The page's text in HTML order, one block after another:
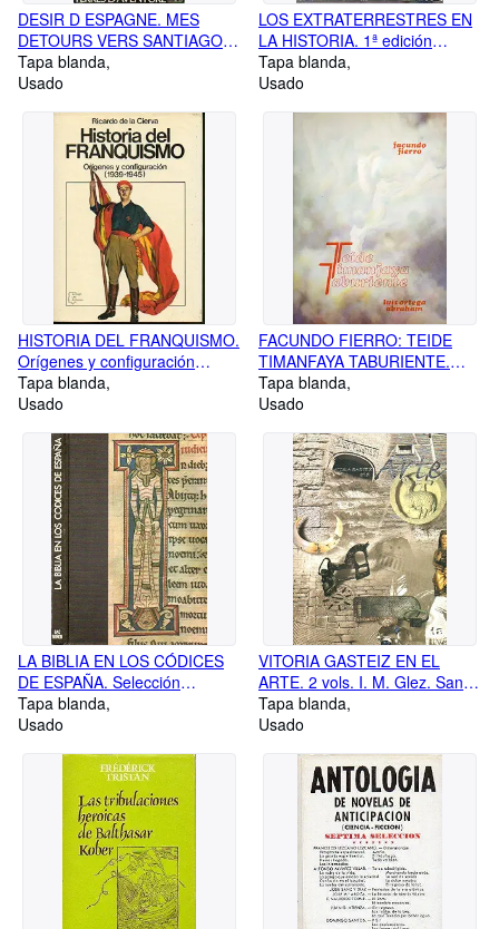
DESIR D ESPAGNE. MES
DETOURS VERS SANTIAGO.
Traduit du néerlandais par
Anne-Marie de Both-Duez.
Tapa blanda
Usado
LOS EXTRATERRESTRES EN
LA HISTORIA. 1ª edición
española. Trad. J. Ayma Mayol.
Tapa blanda
Usado
HISTORIA DEL FRANQUISMO.
Orígenes y configuración
(1939-1945). 1ª edición.
Tapa blanda
Usado
FACUNDO FIERRO: TEIDE
TIMANFAYA TABURIENTE.
POEMA DEL VOLCÁN.
Dedicado por Facundo Fierro y
1988).
Tapa blanda
Usado
LA BIBLIA EN LOS CÓDICES
DE ESPAÑA. Selección
realizada por. Prólogo de José
Camón Aznar.
Tapa blanda
Usado
VITORIA GASTEIZ EN EL
ARTE. 2 vols. I. M. Glez. San
Román: La ciudad como Arte;
Amelia Baldeón: Prehistoria;
Protohistoria y Romanización;
Agustín Azkarate:
Tardoantigüedad; J. Javier
López de Ocáriz: Románico:
Lucía Lahoz: Gótico. II. P. L.
Echeverría Goñi:
Renacimiento; J. J. Vélez
Chaurri: Barroco; F. Tabar:
Tapa blanda
Usado